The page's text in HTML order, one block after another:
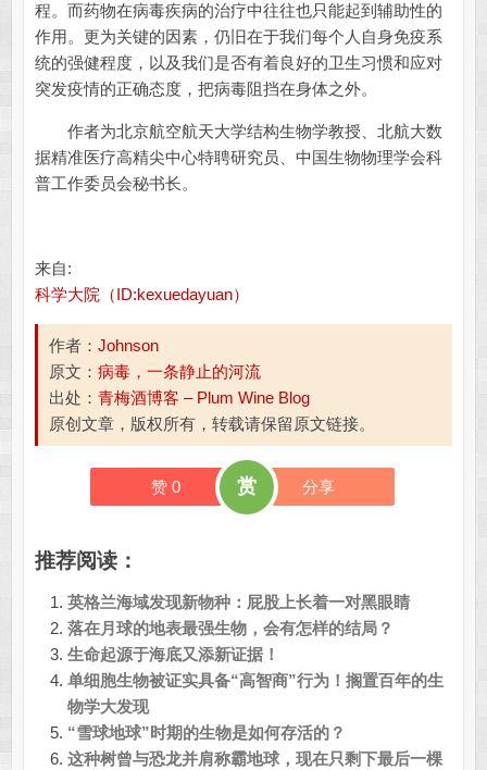
程。而药物在病毒疾病的治疗中往往也只能起到辅助性的
作用。更为关键的因素，仍旧在于我们每个人自身免疫系
统的强健程度，以及我们是否有着良好的卫生习惯和应对
突发疫情的正确态度，把病毒阻挡在身体之外。
作者为北京航空航天大学结构生物学教授、北航大数
据精准医疗高精尖中心特聘研究员、中国生物物理学会科
普工作委员会秘书长。
来自:
科学大院（ID:kexuedayuan）
作者： Johnson
原文： 病毒，一条静止的河流
出处： 青梅酒博客 – Plum Wine Blog
原创文章，版权所有，转载请保留原文链接。
赞 0 赏 分享
推荐阅读：
英格兰海域发现新物种：屁股上长着一对黑眼睛
落在月球的地表最强生物，会有怎样的结局？
生命起源于海底又添新证据！
单细胞生物被证实具备“高智商”行为！搁置百年的生
物学大发现
“雪球地球”时期的生物是如何存活的？
这种树曾与恐龙并肩称霸地球，现在只剩下最后一棵